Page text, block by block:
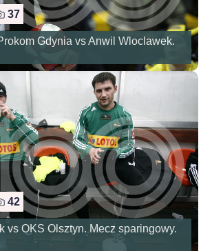
37
Gdynia vs Anwil Wloclawek.
42
vs OKS Olsztyn. Mecz sparingowy.